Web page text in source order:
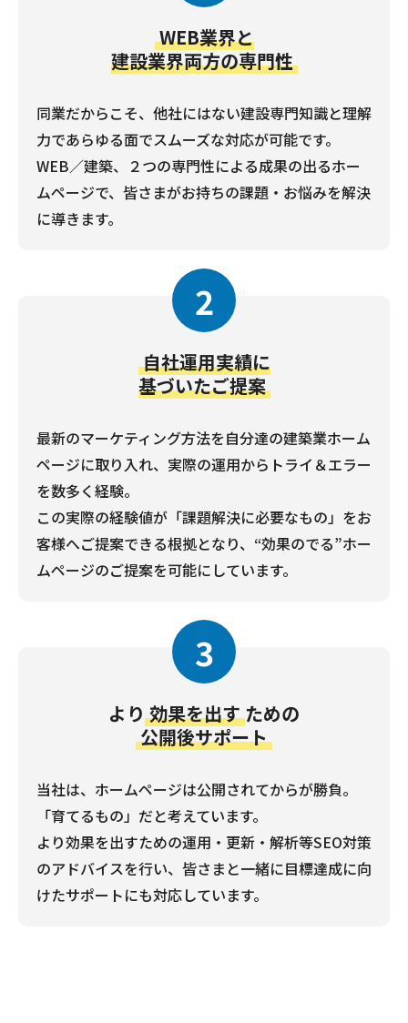
WEB業界と
建設業界両方の専門性
同業だからこそ、他社にはない建設専門知識と理解
力であらゆる面でスムーズな対応が可能です。
WEB／建築、２つの専門性による成果の出るホー
ムページで、皆さまがお持ちの課題・お悩みを解決
に導きます。
2
自社運用実績に
基づいたご提案
最新のマーケティング方法を自分達の建築業ホーム
ページに取り入れ、実際の運用からトライ＆エラー
を数多く経験。
この実際の経験値が「課題解決に必要なもの」をお
客様へご提案できる根拠となり、“効果のでる”ホー
ムページのご提案を可能にしています。
3
より 効果を出す ための
公開後サポート
当社は、ホームページは公開されてからが勝負。
「育てるもの」だと考えています。
より効果を出すための運用・更新・解析等SEO対策
のアドバイスを行い、皆さまと一緒に目標達成に向
けたサポートにも対応しています。